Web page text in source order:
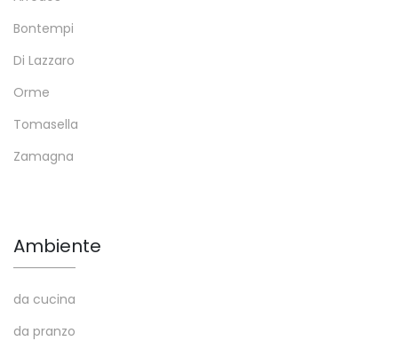
Bontempi
Di Lazzaro
Orme
Tomasella
Zamagna
Ambiente
da cucina
da pranzo